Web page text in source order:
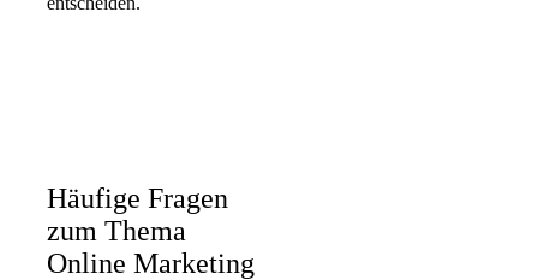
Häufige Fragen
zum Thema
Online Marketing